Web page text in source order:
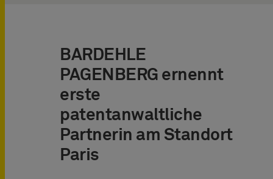
BARDEHLE
PAGENBERG ernennt
erste
patentanwaltliche
Partnerin am Standort
Paris